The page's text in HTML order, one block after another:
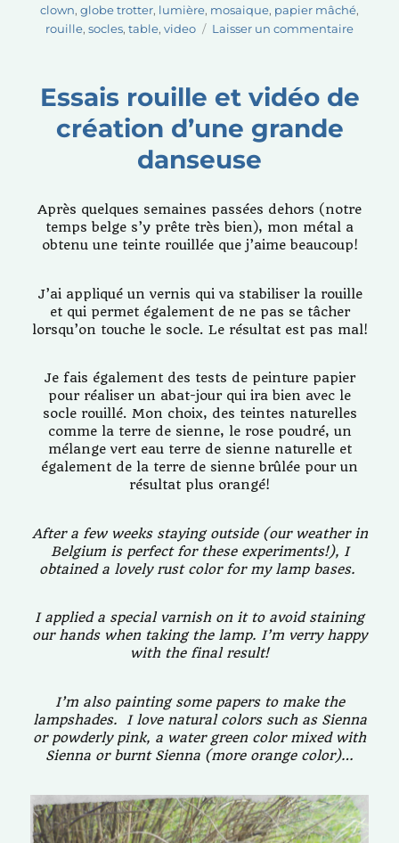
le
clown, globe trotter, lumière, mosaique, papier mâché,
rouille, socles, table, video Laisser un commentairesur
trotter
circus
bike
in
Essais rouille et vidéo de
création d’une grande
danseuse
Après quelques semaines passées dehors (notre
temps belge s’y prête très bien), mon métal a
obtenu une teinte rouillée que j’aime beaucoup!
J’ai appliqué un vernis qui va stabiliser la rouille
et qui permet également de ne pas se tâcher
lorsqu’on touche le socle. Le résultat est pas mal!
Je fais également des tests de peinture papier
pour réaliser un abat-jour qui ira bien avec le
socle rouillé. Mon choix, des teintes naturelles
comme la terre de sienne, le rose poudré, un
mélange vert eau terre de sienne naturelle et
également de la terre de sienne brûlée pour un
résultat plus orangé!
After a few weeks staying outside (our weather in
Belgium is perfect for these experiments!), I
obtained a lovely rust color for my lamp bases.
I applied a special varnish on it to avoid staining
our hands when taking the lamp. I’m verry happy
with the final result!
I’m also painting some papers to make the
lampshades. I love natural colors such as Sienna
or powderly pink, a water green color mixed with
Sienna or burnt Sienna (more orange color)…